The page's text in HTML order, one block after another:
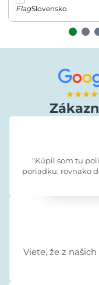
Slovensko
"Kúpil som tu
poriadku, rovnako
Viete, že z